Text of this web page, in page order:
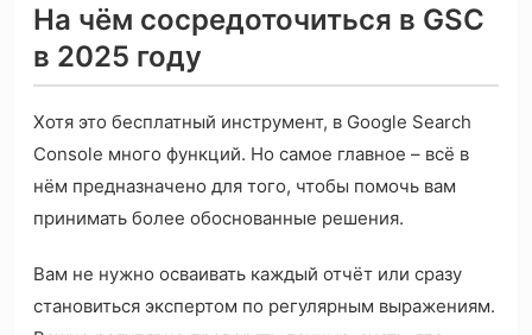
На чём сосредоточиться в GSC
в 2025 году
Хотя это бесплатный инструмент, в Google Search
Console много функций. Но самое главное – всё в
нём предназначено для того, чтобы помочь вам
принимать более обоснованные решения.
Вам не нужно осваивать каждый отчёт или сразу
становиться экспертом по регулярным выражениям.